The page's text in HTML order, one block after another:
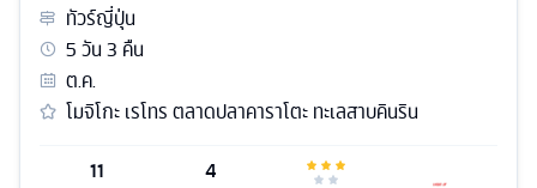
ทัวร์ญี่ปุ่น
5วัน3 คืน
ต.ค.
โมจิโกะ เรโทร ตลาดปลาคาราโตะ ทะเลสาบคินริน
11
4